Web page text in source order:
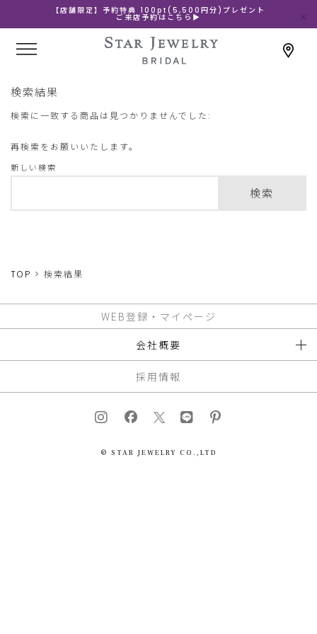
【店舗限定】予約特典 100pt(5,500円分)プレゼント
ご来店予約はこちら▶
検索結果
検索に一致する商品は見つかりませんでした:
再検索をお願いいたします。
新しい検索
検索
TOP 検索結果
WEB登録・マイページ
会社概要
採用情報
© STAR JEWELRY CO.,LTD